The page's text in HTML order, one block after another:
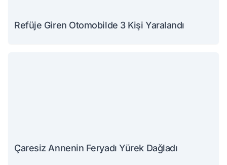
Refüje Giren Otomobilde 3 Kişi Yaralandı
Çaresiz Annenin Feryadı Yürek Dağladı